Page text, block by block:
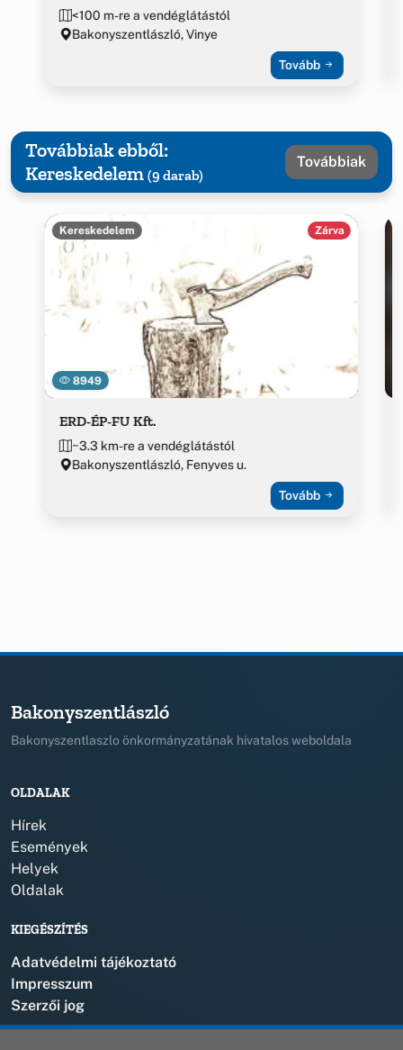
<100 m-re a vendéglátástól
Bakonyszentlászló, Vinye
Tovább
Továbbiak ebből:
Kereskedelem (9 darab)
Továbbiak
8949
Kereskedelem Zárva
ERD-ÉP-FU Kft.
~3.3 km-re a vendéglátástól
Bakonyszentlászló, Fenyves u.
Tovább
Bakonyszentlászló
Bakonyszentlaszlo önkormányzatának hivatalos weboldala
OLDALAK
Hírek
Események
Helyek
Oldalak
KIEGÉSZÍTÉS
Adatvédelmi tájékoztató
Impresszum
Szerzői jog